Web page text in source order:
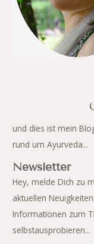
und dies ist mein
rund um Ayurveda...
Newsletter
Hey, melde Dich zu
aktuellen
Informationen zum
selbstausprobieren...